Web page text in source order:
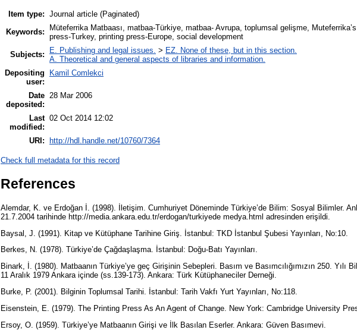
Item type: Journal article (Paginated)
Keywords:
Müteferrika Matbaası, matbaa-Türkiye, matbaa- Avrupa, toplumsal gelişme,
press-Turkey, printing press-Europe, social development
Subjects:
E. Publishing and legal issues. > EZ. None of these, but in this section.
A. Theoretical and general aspects of libraries and information.
Depositing
user:
Kamil Comlekci
Date
deposited:
28 Mar 2006
Last
modified:
02 Oct 2014 12:02
URI: http://hdl.handle.net/10760/7364
Check full metadata for this record
References
Alemdar, K. ve Erdoğan İ. (1998). İletişim. Cumhuriyet Döneminde Türkiye’de Bilim: Sosyal Bilimler.
21.7.2004 tarihinde http://media.ankara.edu.tr/erdogan/turkiyede medya.html adresinden erişildi.
Baysal, J. (1991). Kitap ve Kütüphane Tarihine Giriş. İstanbul: TKD İstanbul Şubesi Yayınları, No:10.
Berkes, N. (1978). Türkiye’de Çağdaşlaşma. İstanbul: Doğu-Batı Yayınları.
Binark, İ. (1980). Matbaanın Türkiye’ye geç Girişinin Sebepleri. Basım ve Basımcılığımızın 250. Yılı
11 Aralık 1979 Ankara içinde (ss.139-173). Ankara: Türk Kütüphaneciler Derneği.
Burke, P. (2001). Bilginin Toplumsal Tarihi. İstanbul: Tarih Vakfı Yurt Yayınları, No:118.
Eisenstein, E. (1979). The Printing Press As An Agent of Change. New York: Cambridge University
Ersoy, O. (1959). Türkiye’ye Matbaanın Girişi ve İlk Basılan Eserler. Ankara: Güven Basımevi.